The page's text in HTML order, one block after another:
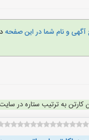
و نام شما در این صفحه
کارتن به ترتیب ستاره در